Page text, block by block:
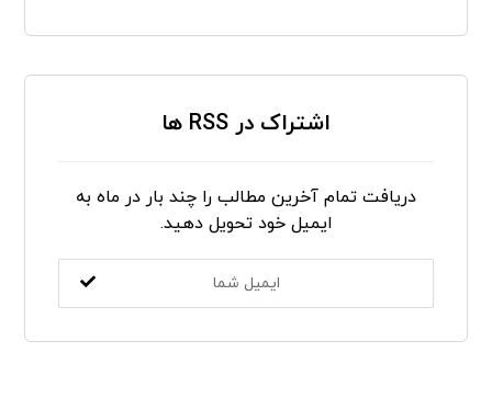
اشتراک در RSS ها
دریافت تمام آخرین مطالب را چند بار در ماه به
ایمیل خود تحویل دهید.